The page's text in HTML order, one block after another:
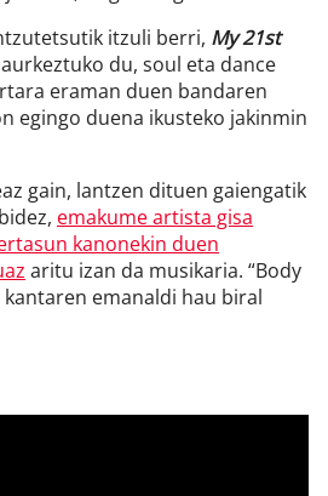
itzuli berri, My 21st
du, soul eta dance
eraman duen bandaren
egingo duena ikusteko jakinmin
gain, lantzen dituen gaiengatik
emakume artista gisa
kanonekin duen
aritu izan da musikaria. “Body
emanaldi hau biral